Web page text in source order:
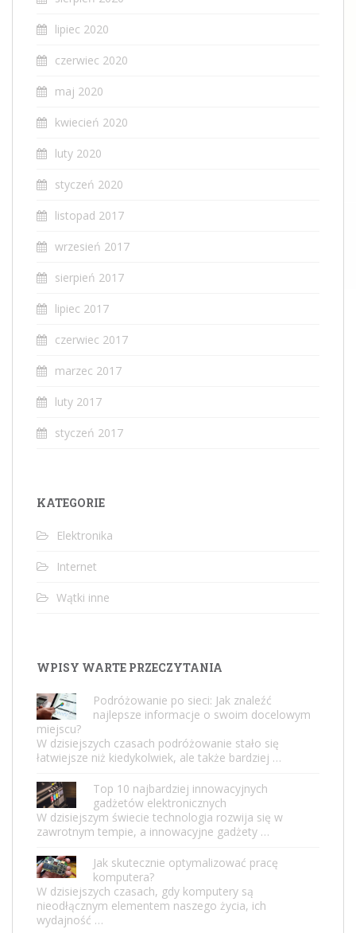
lipiec 2020
czerwiec 2020
maj 2020
kwiecień 2020
luty 2020
styczeń 2020
listopad 2017
wrzesień 2017
sierpień 2017
lipiec 2017
czerwiec 2017
marzec 2017
luty 2017
styczeń 2017
KATEGORIE
Elektronika
Internet
Wątki inne
WPISY WARTE PRZECZYTANIA
Podróżowanie po sieci: Jak znaleźć
najlepsze informacje o swoim docelowym
miejscu?
W dzisiejszych czasach podróżowanie stało się
łatwiejsze niż kiedykolwiek, ale także bardziej …
Top 10 najbardziej innowacyjnych
gadżetów elektronicznych
W dzisiejszym świecie technologia rozwija się w
zawrotnym tempie, a innowacyjne gadżety …
Jak skutecznie optymalizować pracę
komputera?
W dzisiejszych czasach, gdy komputery są
nieodłącznym elementem naszego życia, ich
wydajność …